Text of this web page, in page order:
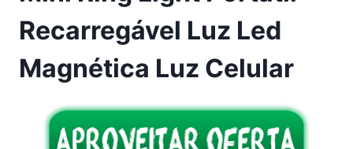
Recarregável Luz Led
Magnética Luz Celular